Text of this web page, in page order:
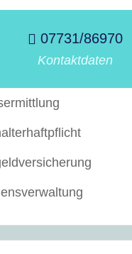
07731/86970
Kontaktdaten